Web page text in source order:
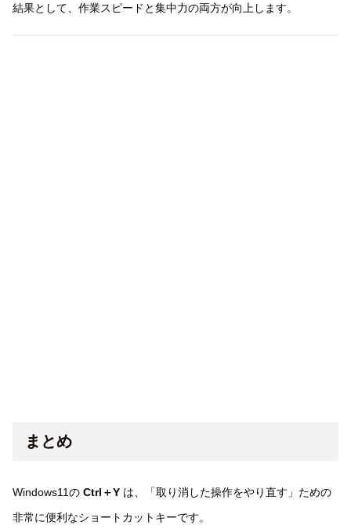
結果として、作業スピードと集中力の両方が向上します。
まとめ
Windows11の Ctrl＋Y は、「取り消した操作をやり直す」ための
非常に便利なショートカットキーです。